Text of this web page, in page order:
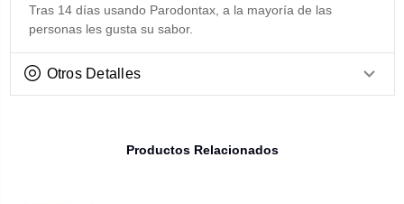
Tras 14 días usando Parodontax, a la mayoría de las
personas les gusta su sabor.
Otros Detalles
Productos Relacionados